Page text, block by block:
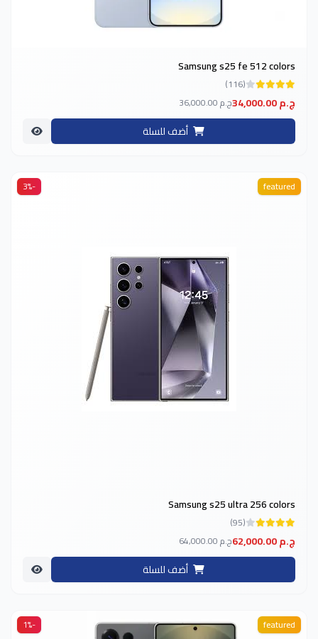
Samsung s25 fe 512 colors
(116)
34,000.00 ج.م 36,000.00 ج.م
أضف للسلة
-3% featured
Samsung s25 ultra 256 colors
(95)
62,000.00 ج.م 64,000.00 ج.م
أضف للسلة
-1% featured